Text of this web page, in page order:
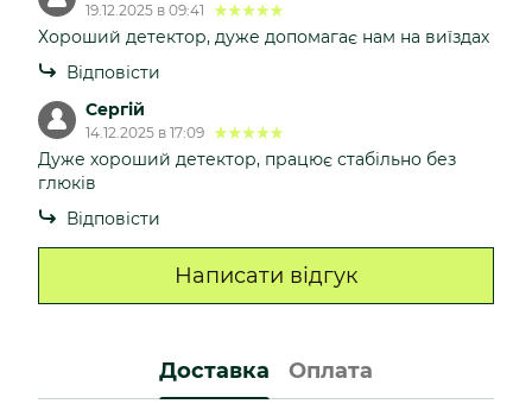
19.12.2025 в 09:41
Хороший детектор, дуже допомагає нам на виїздах
Відповісти
Сергій
14.12.2025 в 17:09
Дуже хороший детектор, працює стабільно без
глюків
Відповісти
Написати відгук
Доставка Оплата